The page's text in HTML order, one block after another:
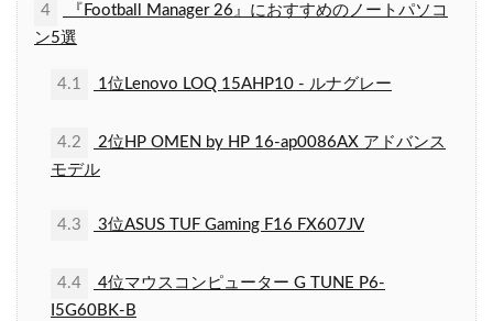
4
『Football Manager 26』におすすめのノートパソコ
ン5選
4.1 1位Lenovo LOQ 15AHP10 - ルナグレー
4.2
2位HP OMEN by HP 16-ap0086AX アドバンス
モデル
4.3 3位ASUS TUF Gaming F16 FX607JV
4.4
4位マウスコンピューター G TUNE P6-
I5G60BK-B